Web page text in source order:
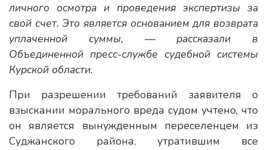
личного осмотра и проведения экспертизы за
свой счет. Это является основанием для возврата
уплаченной суммы, — рассказали в
Объединенной пресс-службе судебной системы
Курской области.
При разрешении требований заявителя о
взыскании морального вреда судом учтено, что
он является вынужденным переселенцем из
Суджанского района, утратившим все